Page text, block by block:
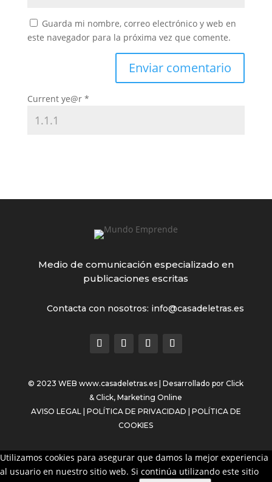
Guarda mi nombre, correo electrónico y web en
este navegador para la próxima vez que comente.
Current ye@r *
Medio de comunicación especializado en
publicaciones escritas
Contacta con nosotros: info@casadeletras.es
© 2023 WEBwww.casadeletras.es | Desarrollado porClick
& Click, Marketing Online
AVISO LEGAL| POLÍTICA DE PRIVACIDAD
POLÍTICA DE
COOKIES
Utilizamos cookies para asegurar que damos la mejor experiencia
al usuario en nuestro sitio web. Si continúa utilizando este sitio